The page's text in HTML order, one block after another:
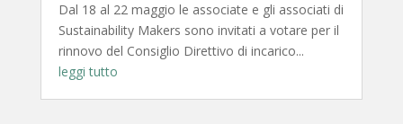
Dal 18 al 22 maggio le associate e gli associati di
Sustainability Makers sono invitati a votare per il
rinnovo del Consiglio Direttivo di incarico...
leggi tutto